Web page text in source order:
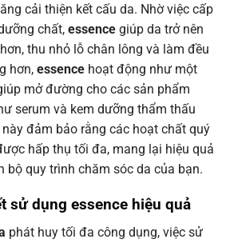
cải thiện kết cấu da. Nhờ việc cấp
chất, essence giúp da trở nên
thu nhỏ lỗ chân lông và làm đều
hơn, essence hoạt động như một
mở đường cho các sản phẩm
serum và kem dưỡng thẩm thấu
đảm bảo rằng các hoạt chất quý
hấp thụ tối đa, mang lại hiệu quả
bộ quy trình chăm sóc da của bạn.
sử dụng essence hiệu quả
phát huy tối đa công dụng, việc sử